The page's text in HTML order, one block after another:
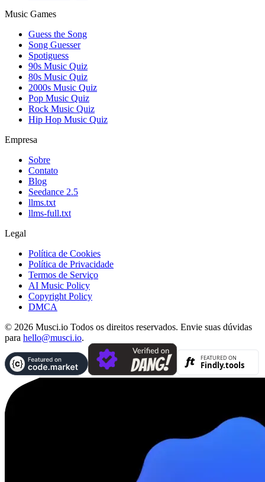
Music Games
Guess the Song
Song Guesser
Spotiguess
90s Music Quiz
80s Music Quiz
2000s Music Quiz
Pop Music Quiz
Rock Music Quiz
Hip Hop Music Quiz
Empresa
Sobre
Contato
Blog
Seedance 2.5
llms.txt
llms-full.txt
Legal
Política de Cookies
Política de Privacidade
Termos de Serviço
AI Music Policy
Copyright Policy
DMCA
© 2026 Musci.io Todos os direitos reservados. Envie suas dúvidas
para hello@musci.io.